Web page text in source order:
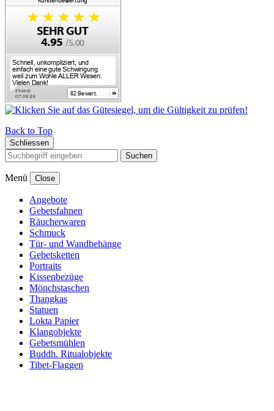
Back to Top
Schliessen
Suchen
Menü Close
Angebote
Gebetsfahnen
Räucherwaren
Schmuck
Tür- und Wandbehänge
Gebetsketten
Portraits
Kissenbezüge
Mönchstaschen
Thangkas
Statuen
Lokta Papier
Klangobjekte
Gebetsmühlen
Buddh. Ritualobjekte
Tibet-Flaggen